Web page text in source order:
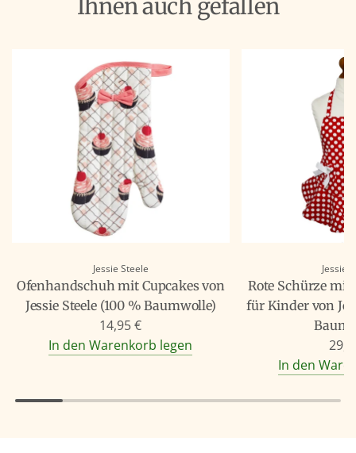
Ihnen auch gefallen
Jessie Steele
Ofenhandschuh mit Cupcakes von
Jessie Steele (100 % Baumwolle)
14,95 €
In den Warenkorb legen
Jessie
Rote Schürze
für Kinder von
In den